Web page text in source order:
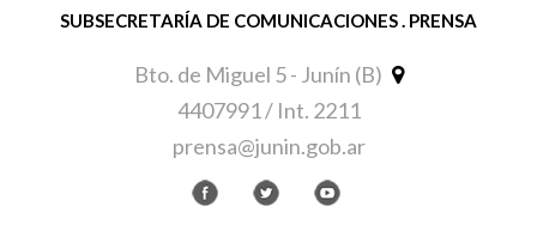
SUBSECRETARÍA DE COMUNICACIONES . PRENSA
Bto. de Miguel 5 - Junín (B)
4407991 / Int. 2211
prensa@junin.gob.ar